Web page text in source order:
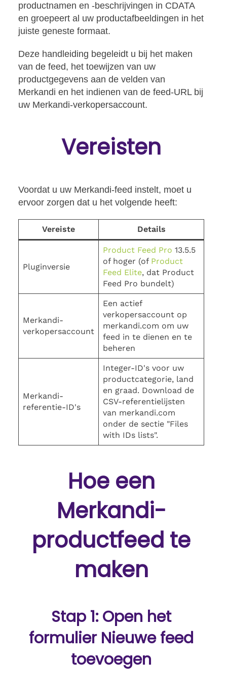
productnamen en -beschrijvingen in CDATA
en groepeert al uw productafbeeldingen in het
juiste geneste formaat.
Deze handleiding begeleidt u bij het maken
van de feed, het toewijzen van uw
productgegevens aan de velden van
Merkandi en het indienen van de feed-URL bij
uw Merkandi-verkopersaccount.
Vereisten
Voordat u uw Merkandi-feed instelt, moet u
ervoor zorgen dat u het volgende heeft:
Vereiste Details
Pluginversie
Product Feed Pro 13.5.5
of hoger (of Product
Feed Elite, dat Product
Feed Pro bundelt)
Merkandi-
verkopersaccount
Een actief
verkopersaccount op
merkandi.com om uw
feed in te dienen en te
beheren
Merkandi-
referentie-ID's
Integer-ID's voor uw
productcategorie, land
en graad. Download de
CSV-referentielijsten
van merkandi.com
onder de sectie "Files
with IDs lists".
Hoe een
Merkandi-
productfeed te
maken
Stap 1: Open het
formulier Nieuwe feed
toevoegen